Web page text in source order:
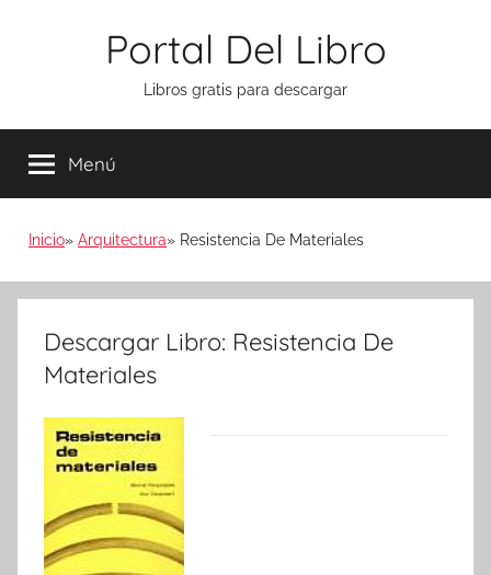
Portal Del Libro
Libros gratis para descargar
Menú
Inicio Arquitectura Resistencia De Materiales
Descargar Libro: Resistencia De
Materiales